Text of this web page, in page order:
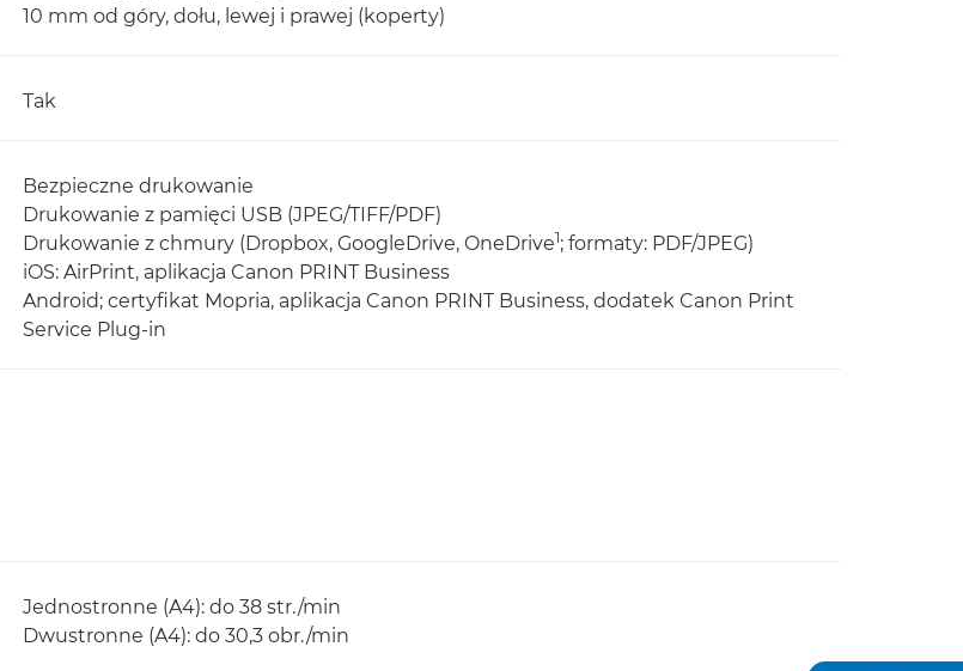
10 mm od góry, dołu, lewej i prawej (koperty)
Tak
Bezpieczne drukowanie
Drukowanie z pamięci USB (JPEG/TIFF/PDF)
Drukowanie z chmury (Dropbox, GoogleDrive, OneDrive1; formaty: PDF/JPEG)
iOS: AirPrint, aplikacja Canon PRINT Business
Android; certyfikat Mopria, aplikacja Canon PRINT Business, dodatek Canon Print
Service Plug-in
Jednostronne (A4): do 38 str./min
Dwustronne (A4): do 30,3 obr./min